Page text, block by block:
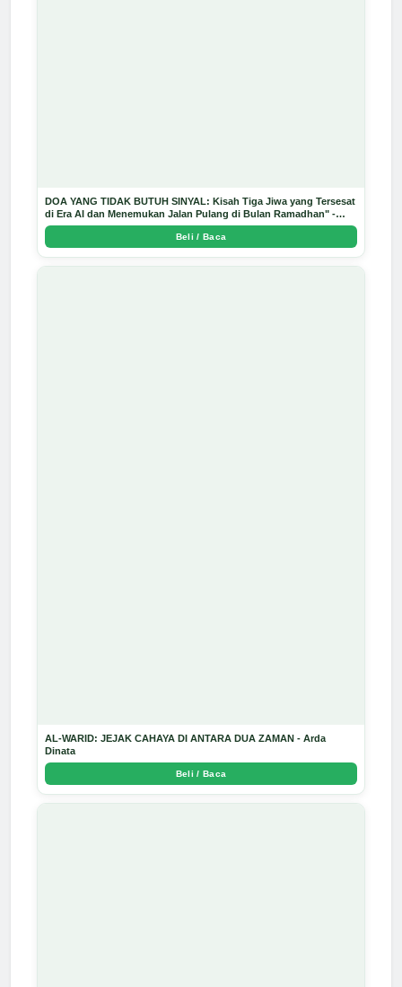
DOA YANG TIDAK BUTUH SINYAL: Kisah Tiga Jiwa yang Tersesat
di Era AI dan Menemukan Jalan Pulang di Bulan Ramadhan" -
Arda Dinata
Beli / Baca
AL-WARID: JEJAK CAHAYA DI ANTARA DUA ZAMAN - Arda
Dinata
Beli / Baca